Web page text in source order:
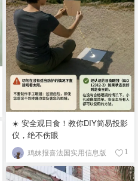
☀️ 安全观日食！教你DIY简易投影
仪，绝不伤眼
鸡妹报喜法国实用信息版 1